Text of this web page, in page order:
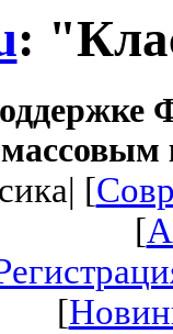
:
массовым
[
[
[